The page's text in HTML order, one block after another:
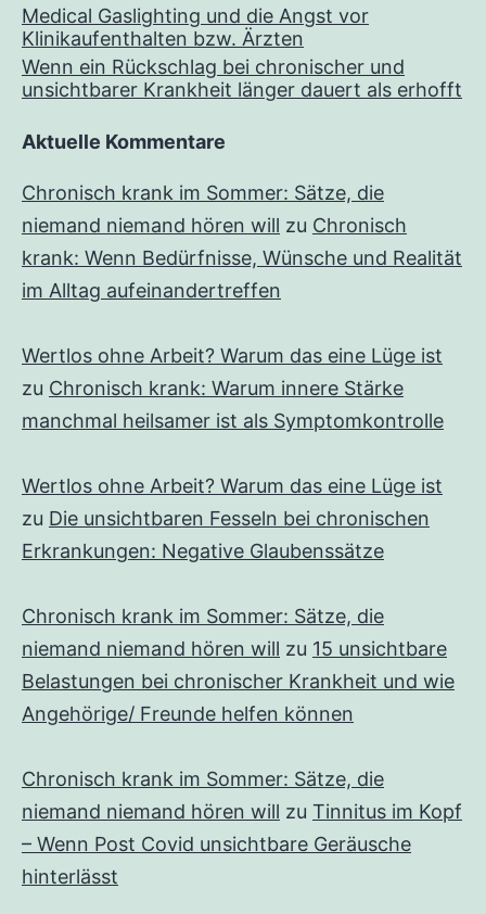
Medical Gaslighting und die Angst vor
Klinikaufenthalten bzw. Ärzten
Wenn ein Rückschlag bei chronischer und
unsichtbarer Krankheit länger dauert als erhofft
Aktuelle Kommentare
Chronisch krank im Sommer: Sätze, die
niemand niemand hören will zu Chronisch
krank: Wenn Bedürfnisse, Wünsche und Realität
im Alltag aufeinandertreffen
Wertlos ohne Arbeit? Warum das eine Lüge ist
zu Chronisch krank: Warum innere Stärke
manchmal heilsamer ist als Symptomkontrolle
Wertlos ohne Arbeit? Warum das eine Lüge ist
zu Die unsichtbaren Fesseln bei chronischen
Erkrankungen: Negative Glaubenssätze
Chronisch krank im Sommer: Sätze, die
niemand niemand hören will zu 15 unsichtbare
Belastungen bei chronischer Krankheit und wie
Angehörige/ Freunde helfen können
Chronisch krank im Sommer: Sätze, die
niemand niemand hören will zu Tinnitus im Kopf
– Wenn Post Covid unsichtbare Geräusche
hinterlässt